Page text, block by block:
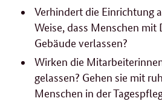
Verhindert die Einrichtung
Weise, dass Menschen mit
Gebäude verlassen?
Wirken die
gelassen? Gehen sie mit
Menschen in der